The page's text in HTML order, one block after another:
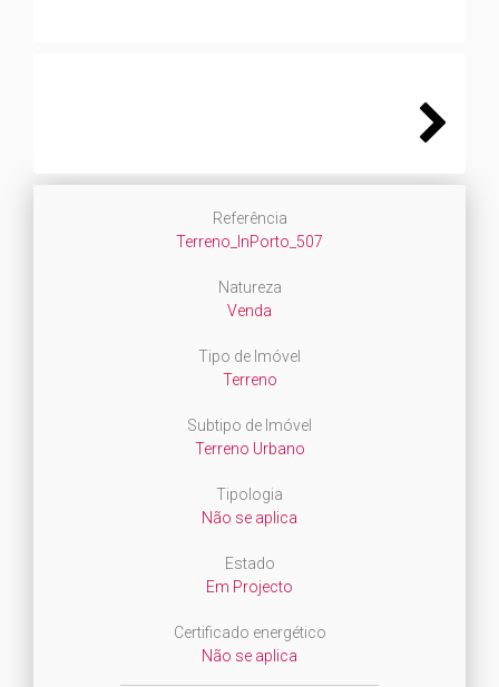
Referência
Terreno_InPorto_507
Natureza
Venda
Tipo de Imóvel
Terreno
Subtipo de Imóvel
Terreno Urbano
Tipologia
Não se aplica
Estado
Em Projecto
Certificado energético
Não se aplica